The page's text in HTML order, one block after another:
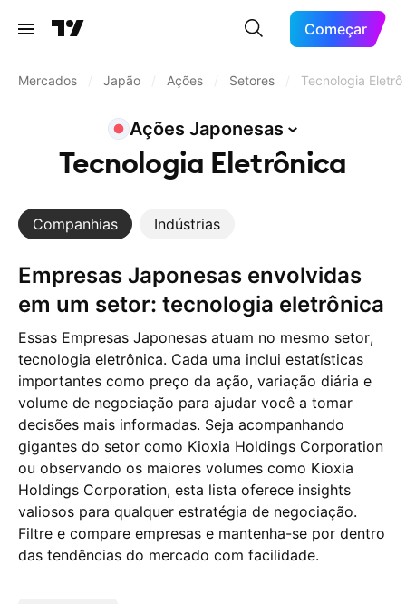
Começar
Mercados Japão Ações Setores Tecnologia
Ações Japonesas
Tecnologia Eletrônica
Companhias Indústrias
Empresas Japonesas envolvidas
em um setor: tecnologia eletrônica
Essas Empresas Japonesas atuam no mesmo setor,
tecnologia eletrônica. Cada uma inclui estatísticas
importantes como preço da ação, variação diária e
volume de negociação para ajudar você a tomar
decisões mais informadas. Seja acompanhando
gigantes do setor como Kioxia Holdings Corporation
ou observando os maiores volumes como Kioxia
Holdings Corporation, esta lista oferece insights
valiosos para qualquer estratégia de negociação.
Filtre e compare empresas e mantenha-se por dentro
das tendências do mercado com facilidade.